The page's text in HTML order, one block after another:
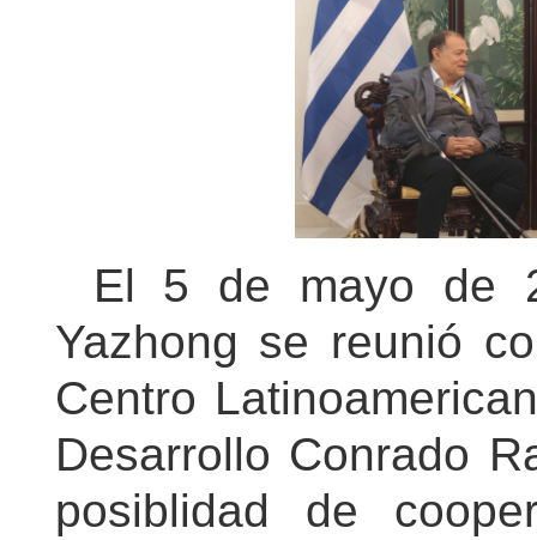
El 5 de mayo de
Yazhong se reunió
Centro
Desarrollo Conrado
posiblidad de